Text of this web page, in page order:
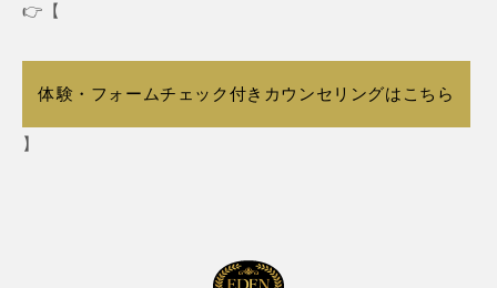
👉【
体験・フォームチェック付きカウンセリングはこちら
】